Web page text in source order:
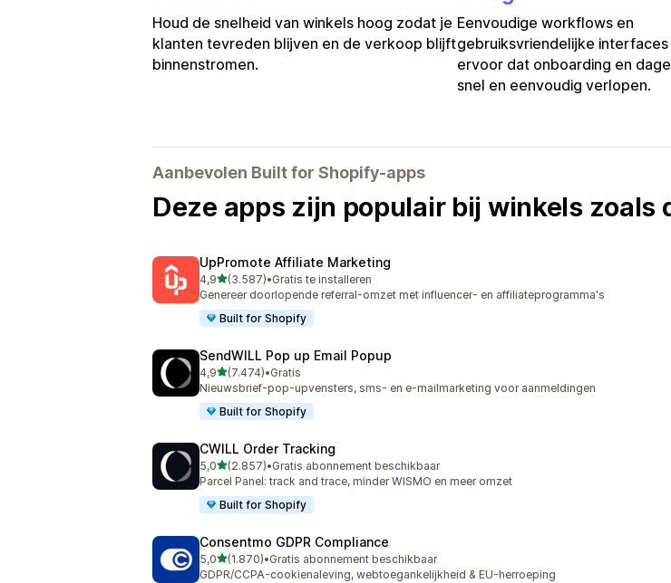
Houd de snelheid van winkels hoog zodat je
klanten tevreden blijven en de verkoop blijft
binnenstromen.
Eenvoudige workflows en
gebruiksvriendelijke
ervoor dat onboarding en
snel en eenvoudig verlopen.
Aanbevolen Built for Shopify-apps
Deze apps zijn populair bij winkels zoals
UpPromote Affiliate Marketing
4,9van 5 sterren
(3.587)
3587 recensies in totaal
•Gratis te installeren
Genereer doorlopende referral-omzet met influencer- en affiliateprogramma's
Built for Shopify
SendWILL Pop up Email Popup
4,9van 5 sterren
(7.474)
7474 recensies in totaal
•Gratis
Nieuwsbrief-pop-upvensters, sms- en e-mailmarketing voor aanmeldingen
Built for Shopify
CWILL Order Tracking
5,0van 5 sterren
(2.857)
2857 recensies in totaal
•Gratis abonnement beschikbaar
Parcel Panel: track and trace, minder WISMO en meer omzet
Built for Shopify
Consentmo GDPR Compliance
5,0van 5 sterren
(1.870)
1870 recensies in totaal
•Gratis abonnement beschikbaar
GDPR/CCPA-cookienaleving, webtoegankelijkheid & EU-herroeping